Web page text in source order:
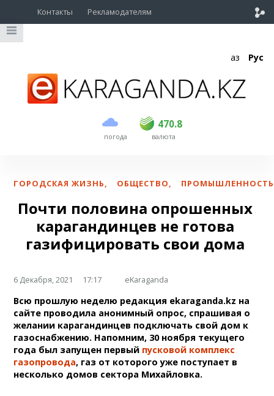
Контакты Рекламодателям
Қаз Рус
погода
470.8
USD 468.5 470.8
EUR валюта
ГОРОДСКАЯ ЖИЗНЬ, ОБЩЕСТВО, ПРОМЫШЛЕННОСТЬ
Почти половина опрошенных
карагандинцев не готова
газифицировать свои дома
6 Декабря, 2021 17:17 eKaraganda
Всю прошлую неделю редакция ekaraganda.kz на
сайте проводила анонимный опрос, спрашивая о
желании карагандинцев подключать свой дом к
газоснабжению. Напомним, 30 ноября текущего
года был запущен первый пусковой комплекс
газопровода, газ от которого уже поступает в
несколько домов сектора Михайловка.